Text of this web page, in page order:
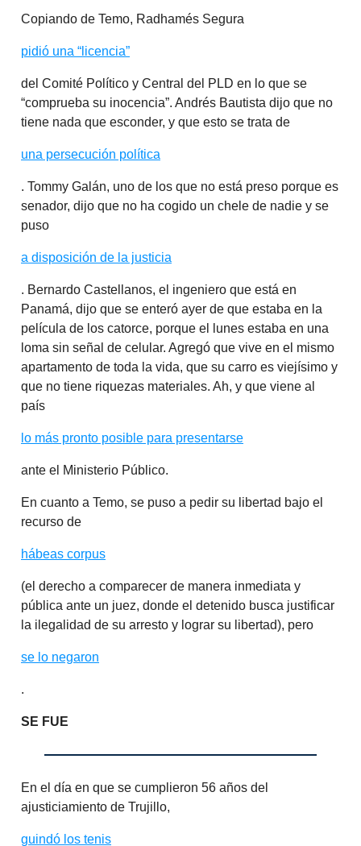
Copiando de Temo, Radhamés Segura
pidió una “licencia”
del Comité Político y Central del PLD en lo que se
“comprueba su inocencia”. Andrés Bautista dijo que no
tiene nada que esconder, y que esto se trata de
una persecución política
. Tommy Galán, uno de los que no está preso porque es
senador, dijo que no ha cogido un chele de nadie y se
puso
a disposición de la justicia
. Bernardo Castellanos, el ingeniero que está en
Panamá, dijo que se enteró ayer de que estaba en la
película de los catorce, porque el lunes estaba en una
loma sin señal de celular. Agregó que vive en el mismo
apartamento de toda la vida, que su carro es viejísimo y
que no tiene riquezas materiales. Ah, y que viene al
país
lo más pronto posible para presentarse
ante el Ministerio Público.
En cuanto a Temo, se puso a pedir su libertad bajo el
recurso de
hábeas corpus
(el derecho a comparecer de manera inmediata y
pública ante un juez, donde el detenido busca justificar
la ilegalidad de su arresto y lograr su libertad), pero
se lo negaron
.
SE FUE
En el día en que se cumplieron 56 años del
ajusticiamiento de Trujillo,
guindó los tenis